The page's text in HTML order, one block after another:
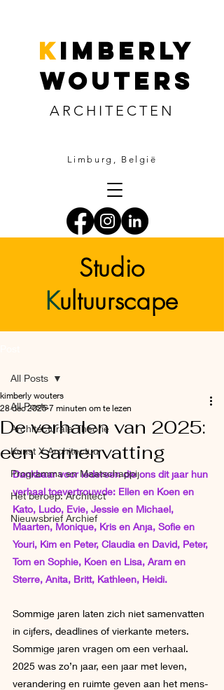
k
imberly
wouters
ARCHITECTEN
Limburg, België
Studio
Kultuurscape
All Posts
Architecturale Theorie
Kunst X Architectuur
Programma en Maatschappij
Het beroep: Architect
Nieuwsbrief Archief
All Posts
De verhalen van 2025:
een samenvatting
kimberly wouters
28 dec 2025 7 minuten om te lezen
Dankbaar voor iedereen die ons dit jaar hun
verhaal toevertrouwde: Ellen en Koen en
Kato, Ludo, Evie, Jessie en Michael,
Maarten, Monique, Kris en Anja, Sofie en
Youri, Kim en Peter, Claudia en David, Peter,
Tom en Sophie, Koen en Lisa, Aram en
Sterre, Anita, Britt, Kathleen, Heidi.
Sommige jaren laten zich niet samenvatten
in cijfers, deadlines of vierkante meters.
Sommige jaren vragen om een verhaal.
2025 was zo’n jaar, een jaar met leven,
verandering en ruimte geven aan het mens-